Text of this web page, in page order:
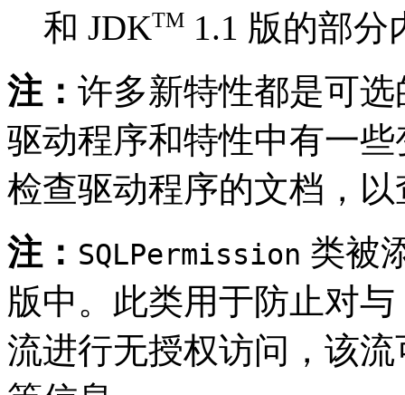
和 JDKTM 1.1 版的部分
注： 许多新特性都是可
驱动程序和特性中有一
检查驱动程序的文档，
注： SQLPermission 类被
版中。此类用于防止对与
流进行无授权访问，该